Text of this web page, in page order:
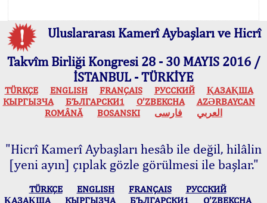
Uluslararası Kamerî Aybaşları ve Hicrî
Takvîm Birliği Kongresi 28 - 30 MAYIS 2016 /
İSTANBUL - TÜRKİYE
TÜRKÇE ENGLISH FRANÇAIS РУССКИЙ
ҚАЗАҚША
КЫPГЫЗЧA
БЪЛГАРСКИ1 O’ZBEKCHA
AZӘRBAYCAN
ROMÂNĂ
BOSANSKI العربي فارسی
"Hicrî Kamerî Aybaşları hesâb ile değil, hilâlin
[yeni ayın] çıplak gözle görülmesi ile başlar."
TÜRKÇE ENGLISH FRANÇAIS
РУССКИЙ
ҚАЗАҚША
КЫPГЫЗЧA БЪЛГАРСКИ1 O’ZBEKCHA